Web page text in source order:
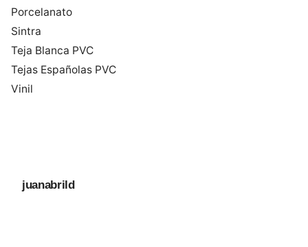
Porcelanato
Sintra
Teja Blanca PVC
Tejas Españolas PVC
Vinil
juanabrild